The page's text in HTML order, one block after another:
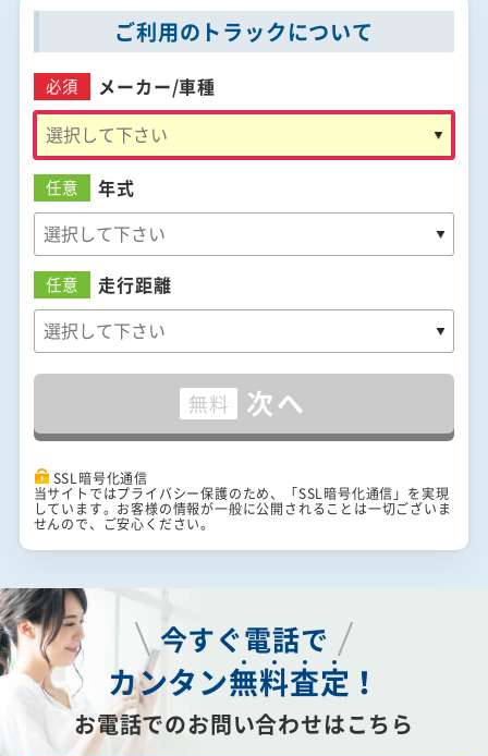
ご利用のトラックについて
必須 メーカー/車種
任意 年式
任意 走行距離
無料 次へ
SSL暗号化通信
当サイトではプライバシー保護のため、「SSL暗号化通信」を実現
しています。お客様の情報が一般に公開されることは一切ございま
せんので、ご安心ください。
今すぐ電話で
カンタン無料査定 ！
お電話でのお問い合わせはこちら